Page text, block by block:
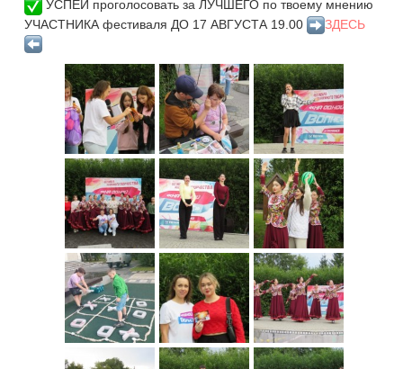
УСПЕЙ проголосовать за ЛУЧШЕГО по твоему мнению
УЧАСТНИКА фестиваля ДО 17 АВГУСТА 19.00
ЗДЕСЬ